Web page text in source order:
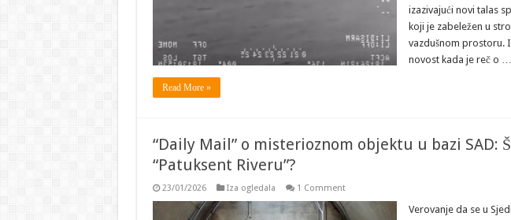
izazivajući novi talas
koji je zabeležen u
vazdušnom prostoru.
novost kada je reč o …
Read More »
“Daily Mail” o misterioznom objektu u bazi SAD:
“Patuksent Riveru”?
23/01/2026 Iza ogledala 1 Comment
Verovanje da se u